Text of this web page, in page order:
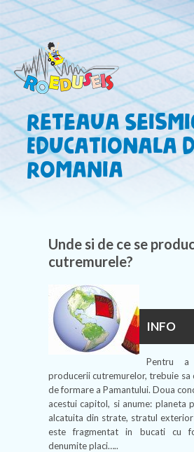
Reteaua
Educationala
Romania
Unde si de ce se
cutremurele?
INFO
Pentru a
producerii cutremurelor, trebuie sa
de formare a Pamantului. Doua
acestui capitol, si anume: planeta
alcatuita din strate, stratul
este fragmentat in bucati cu
denumite placi…..